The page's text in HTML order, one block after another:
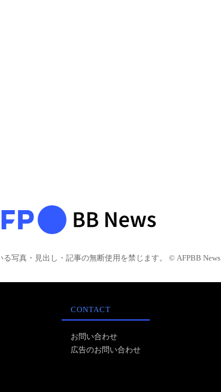
る写真・見出し・記事の無断使用を禁じます。 © AFPBB News
CONTACT
お問い合わせ
広告のお問い合わせ